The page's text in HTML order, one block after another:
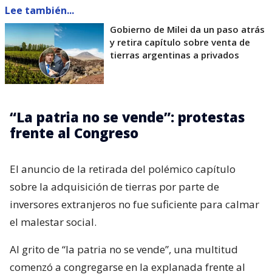
Lee también...
Gobierno de Milei da un paso atrás
y retira capítulo sobre venta de
tierras argentinas a privados
“La patria no se vende”: protestas
frente al Congreso
El anuncio de la retirada del polémico capítulo
sobre la adquisición de tierras por parte de
inversores extranjeros no fue suficiente para calmar
el malestar social.
Al grito de “la patria no se vende”, una multitud
comenzó a congregarse en la explanada frente al